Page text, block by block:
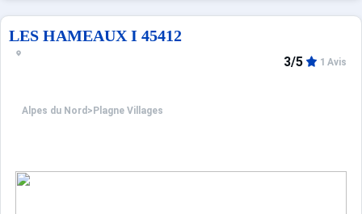
Pas d'animaux
CLASSEMENT MEUBLE : 3 CRISTAUX
LES HAMEAUX I 45412
Alpes du Nord > Plagne Villages
3/5 1 Avis